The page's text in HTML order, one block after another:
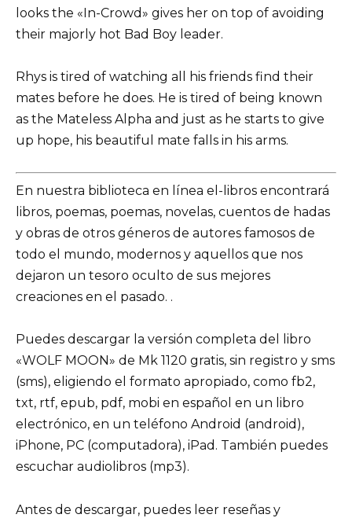
looks the «In-Crowd» gives her on top of avoiding
their majorly hot Bad Boy leader.
Rhys is tired of watching all his friends find their
mates before he does. He is tired of being known
as the Mateless Alpha and just as he starts to give
up hope, his beautiful mate falls in his arms.
En nuestra biblioteca en línea el-libros encontrará
libros, poemas, poemas, novelas, cuentos de hadas
y obras de otros géneros de autores famosos de
todo el mundo, modernos y aquellos que nos
dejaron un tesoro oculto de sus mejores
creaciones en el pasado. .
Puedes descargar la versión completa del libro
«WOLF MOON» de Mk 1120 gratis, sin registro y sms
(sms), eligiendo el formato apropiado, como fb2,
txt, rtf, epub, pdf, mobi en español en un libro
electrónico, en un teléfono Android (android),
iPhone, PC (computadora), iPad. También puedes
escuchar audiolibros (mp3).
Antes de descargar, puedes leer reseñas y